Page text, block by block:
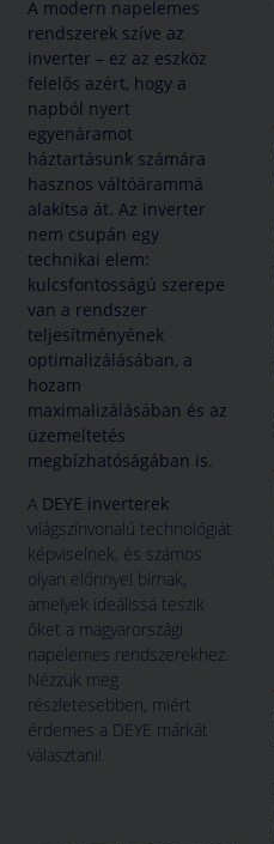
A modern napelemes
rendszerek szíve az
inverter – ez az eszköz
felelős azért, hogy a
napból nyert
egyenáramot
háztartásunk számára
hasznos váltóárammá
alakítsa át. Az inverter
nem csupán egy
technikai elem:
kulcsfontosságú szerepe
van a rendszer
teljesítményének
optimalizálásában, a
hozam
maximalizálásában és az
üzemeltetés
megbízhatóságában is.
A DEYE inverterek
világszínvonalú technológiát
képviselnek, és számos
olyan előnnyel bírnak,
amelyek ideálissá teszik
őket a magyarországi
napelemes rendszerekhez.
Nézzük meg
részletesebben, miért
érdemes a DEYE márkát
választani!